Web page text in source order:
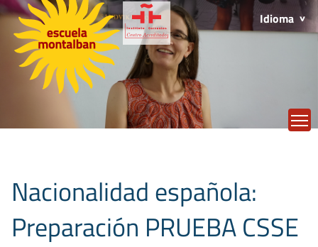
Idioma
Nacionalidad española:
Preparación PRUEBA CSSE